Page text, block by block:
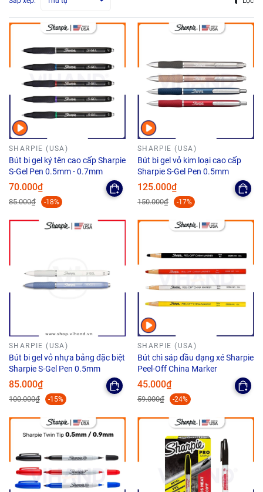
SHARPIE (USA)
Bút bi gel ký tên cao cấp Sharpie
S-Gel Pen 0.5mm - 0.7mm
70.000₫
85.000₫ -18%
SHARPIE (USA)
Bút bi gel vỏ kim loại cao cấp
Sharpie S-Gel Pen 0.5mm
125.000₫
150.000₫ -17%
SHARPIE (USA)
Bút bi gel vỏ nhựa bảng đặc biệt
Sharpie S-Gel Pen 0.5mm
85.000₫
100.000₫ -15%
SHARPIE (USA)
Bút chì sáp dầu dạng xé Sharpie
Peel-Off China Marker
45.000₫
59.000₫ -24%